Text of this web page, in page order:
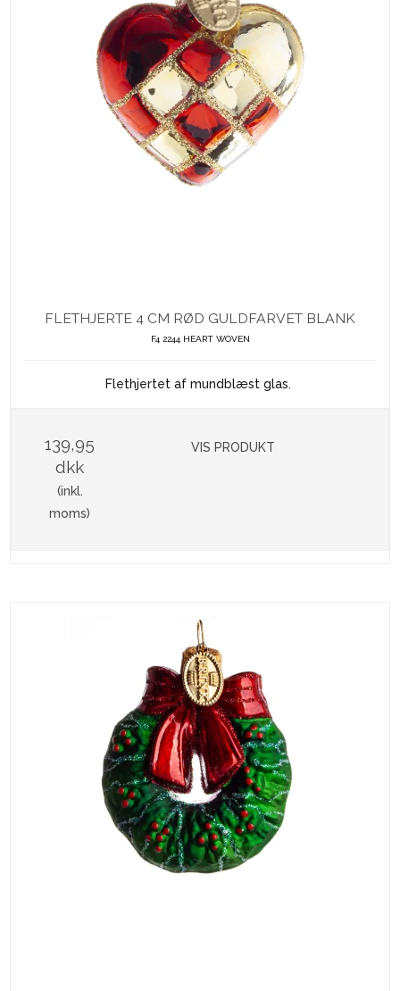
FLETHJERTE 4 CM RØD GULDFARVET BLANK
F4 2244 HEART WOVEN
Flethjertet af mundblæst glas.
139,95
dkk
(inkl.
moms)
VIS PRODUKT